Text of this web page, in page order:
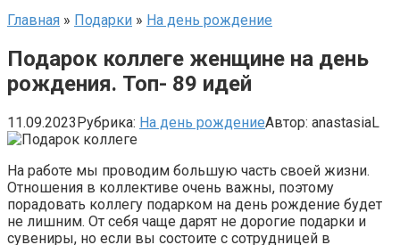
Главная » Подарки » На день рождение
Подарок коллеге женщине на день
рождения. Топ- 89 идей
11.09.2023Рубрика: На день рождениеАвтор: anastasiaL
На работе мы проводим большую часть своей жизни.
Отношения в коллективе очень важны, поэтому
порадовать коллегу подарком на день рождение будет
не лишним. От себя чаще дарят не дорогие подарки и
сувениры, но если вы состоите с сотрудницей в